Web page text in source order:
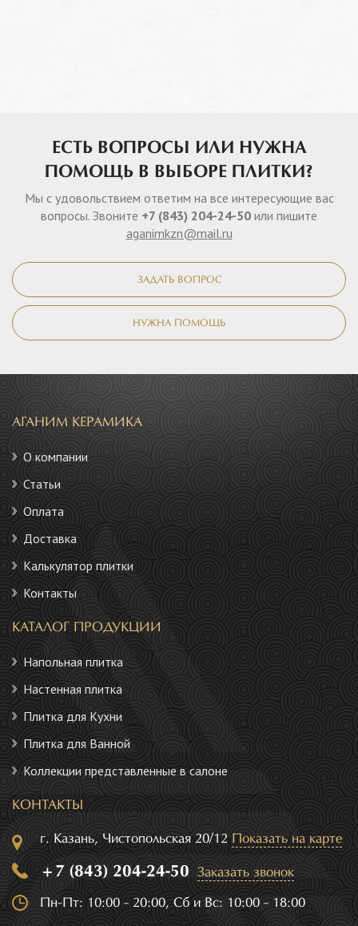
ЕСТЬ ВОПРОСЫ ИЛИ НУЖНА
ПОМОЩЬ В ВЫБОРЕ ПЛИТКИ?
Мы с удовольствием ответим на все интересующие вас
вопросы. Звоните +7 (843) 204-24-50 или пишите
aganimkzn@mail.ru
ЗАДАТЬ ВОПРОС
НУЖНА ПОМОЩЬ
АГАНИМ КЕРАМИКА
О компании
Статьи
Оплата
Доставка
Калькулятор плитки
Контакты
КАТАЛОГ ПРОДУКЦИИ
Напольная плитка
Настенная плитка
Плитка для Кухни
Плитка для Ванной
Коллекции представленные в салоне
КОНТАКТЫ
г. Казань, Чистопольская 20/12 Показать на карте
+7 (843) 204-24-50 Заказать звонок
Пн-Пт: 10:00 - 20:00, Сб и Вс: 10:00 - 18:00